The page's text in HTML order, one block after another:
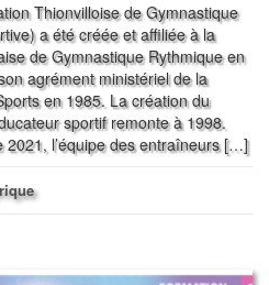
Thionvilloise de Gymnastique
a été créée et affiliée à la
de Gymnastique Rythmique en
agrément ministériel de la
en 1985. La création du
sportif remonte à 1998.
2021, l’équipe des entraîneurs […]